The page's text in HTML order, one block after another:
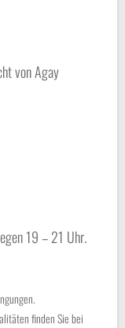
von Agay
19 – 21 Uhr.
finden Sie bei